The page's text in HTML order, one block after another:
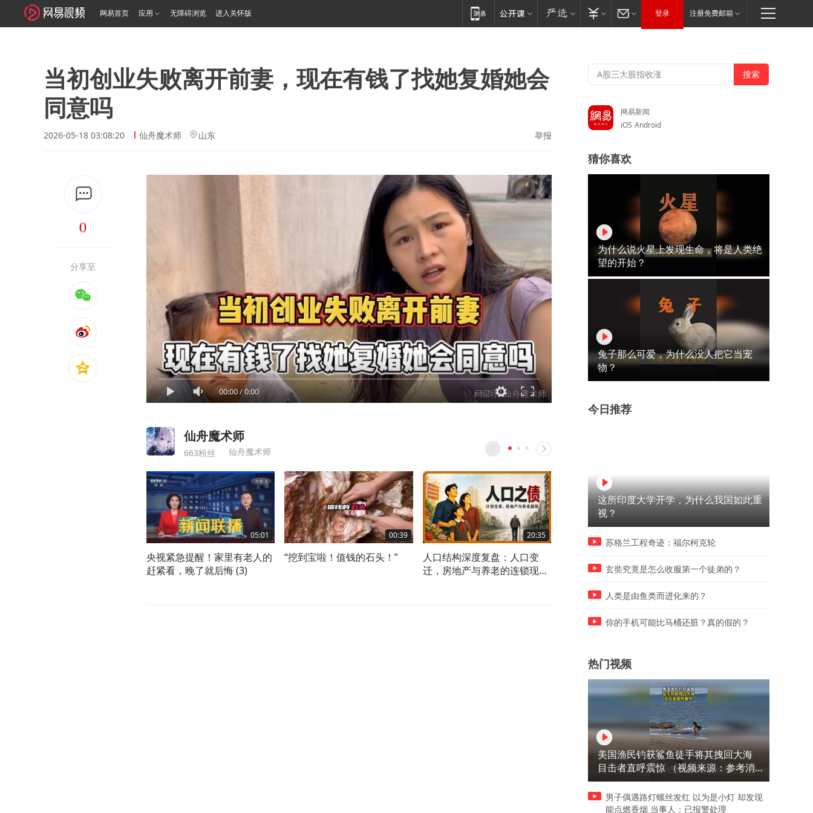
网易首页 应用 无障碍浏览 进入关怀版 登录 注册免费邮箱
当初创业失败离开前妻，现在有钱了找她复婚她会
同意吗
2026-05-18 03:08:20 仙舟魔术师 山东 举报
0
分享至
00:00/0:00
仙舟魔术师
663粉丝 仙舟魔术师
05:01
央视紧急提醒！家里有老人的
赶紧看，晚了就后悔 (3)
00:39
“挖到宝啦！值钱的石头！”
20:35
人口结构深度复盘：人口变
迁，房地产与养老的连锁现实
网易新闻
iOS Android
猜你喜欢
为什么说火星上发现生命，将是人类绝
望的开始？
兔子那么可爱，为什么没人把它当宠
物？
今日推荐
这所印度大学开学，为什么我国如此重
视？
苏格兰工程奇迹：福尔柯克轮
玄奘究竟是怎么收服第一个徒弟的？
人类是由鱼类而进化来的？
你的手机可能比马桶还脏？真的假的？
热门视频
美国渔民钓获鲨鱼徒手将其拽回大海
目击者直呼震惊 （视频来源：参考消
息）
男子偶遇路灯螺丝发红 以为是小灯 却发现
能点燃香烟 当事人：已报警处理